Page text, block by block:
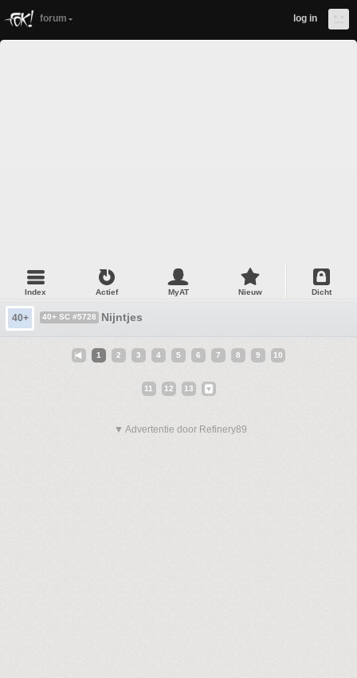
forum log in
Index Actief MyAT Nieuw Dicht
40+ 40+ SC #5728 Nijntjes
1 2 3 4 5 6 7 8 9 10
11 12 13
▼ Advertentie door Refinery89